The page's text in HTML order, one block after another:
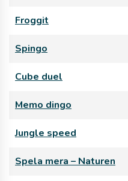
Froggit
Spingo
Cube duel
Memo dingo
Jungle speed
Spela mera – Naturen